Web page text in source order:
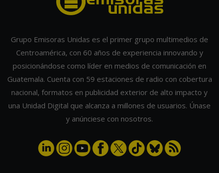
Grupo Emisoras Unidas es el primer grupo multimedios de
Centroamérica, con 60 años de experiencia innovando y
posicionándose como líder en medios de comunicación en
Guatemala. Cuenta con 59 estaciones de radio con cobertura
nacional, formatos en publicidad exterior de alto impacto y
una Unidad Digital que alcanza a millones de usuarios. Únase
y anúnciese con nosotros.